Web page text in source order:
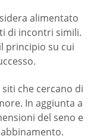
alimentato
di incontri simili.
principio su cui
che cercano di
In aggiunta a
del seno e